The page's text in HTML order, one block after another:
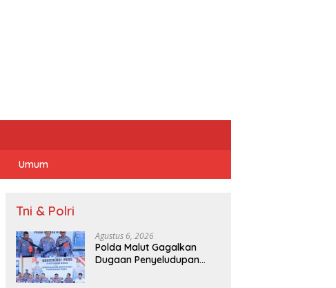
Umum
Tni & Polri
Agustus 6, 2026
Polda Malut Gagalkan
Dugaan Penyeludupan